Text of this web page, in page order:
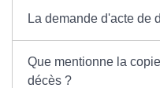
La demande d'acte de
Que mentionne la
décès ?